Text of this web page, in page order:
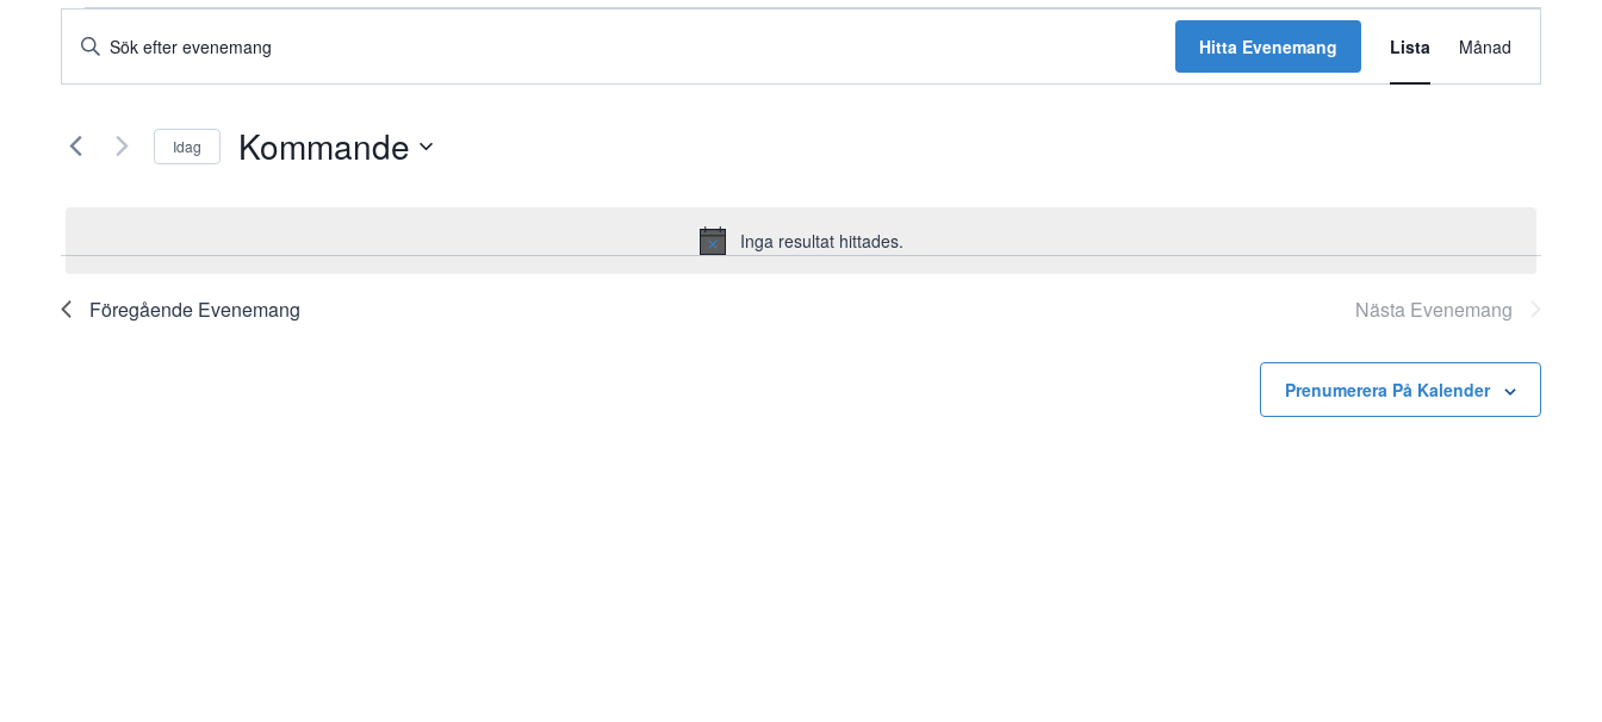
Evenemang
Notis
Inga resultat hittades.
Evenemang
Search
and
Views
Ange
efter
Evenemang
Hitta Evenemang
vynavigering
Lista Månad
Idag Kommande
Föregående Evenemang Nästa Evenemang
Prenumerera På Kalender